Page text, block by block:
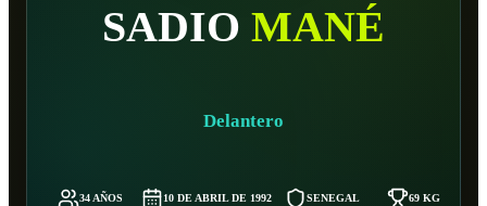
SADIO MANÉ
Delantero
34 AÑOS 10 DE ABRIL DE 1992 SENEGAL 69 KG